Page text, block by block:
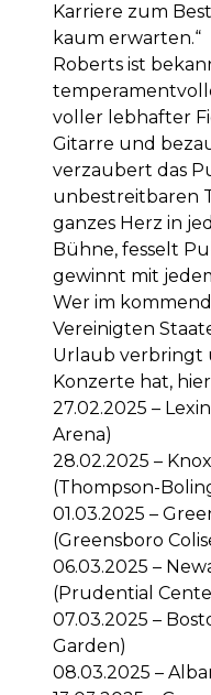
Karriere zum
kaum erwarten.“
Roberts ist
voller lebhafter
Gitarre und
verzaubert das
unbestreitbaren
ganzes Herz in
Bühne, fesselt
gewinnt mit
Wer im
Vereinigten
Urlaub verbringt
Konzerte hat,
27.02.2025 –
Arena)
28.02.2025 –
(Thompson-
01.03.2025 –
(Greensboro
06.03.2025 –
(Prudential
07.03.2025 –
Garden)
08.03.2025 –